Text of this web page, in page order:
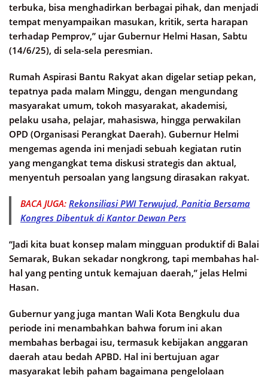
terbuka, bisa menghadirkan berbagai pihak, dan menjadi
tempat menyampaikan masukan, kritik, serta harapan
terhadap Pemprov,” ujar Gubernur Helmi Hasan, Sabtu
(14/6/25), di sela-sela peresmian.
Rumah Aspirasi Bantu Rakyat akan digelar setiap pekan,
tepatnya pada malam Minggu, dengan mengundang
masyarakat umum, tokoh masyarakat, akademisi,
pelaku usaha, pelajar, mahasiswa, hingga perwakilan
OPD (Organisasi Perangkat Daerah). Gubernur Helmi
mengemas agenda ini menjadi sebuah kegiatan rutin
yang mengangkat tema diskusi strategis dan aktual,
menyentuh persoalan yang langsung dirasakan rakyat.
BACA JUGA: Rekonsiliasi PWI Terwujud, Panitia Bersama
Kongres Dibentuk di Kantor Dewan Pers
“Jadi kita buat konsep malam mingguan produktif di Balai
Semarak, Bukan sekadar nongkrong, tapi membahas hal-
hal yang penting untuk kemajuan daerah,” jelas Helmi
Hasan.
Gubernur yang juga mantan Wali Kota Bengkulu dua
periode ini menambahkan bahwa forum ini akan
membahas berbagai isu, termasuk kebijakan anggaran
daerah atau bedah APBD. Hal ini bertujuan agar
masyarakat lebih paham bagaimana pengelolaan